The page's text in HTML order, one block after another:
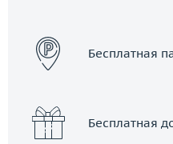
Бесплатная
Бесплатная